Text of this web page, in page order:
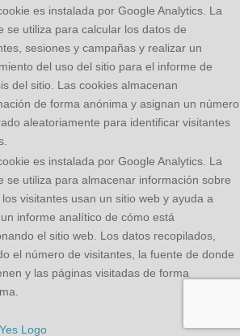
es instalada por Google Analytics. La
se utiliza para calcular los datos de
sesiones y campañas y realizar un
del uso del sitio para el informe de
del sitio. Las cookies almacenan
de forma anónima y asignan un número
aleatoriamente para identificar visitantes
es instalada por Google Analytics. La
se utiliza para almacenar información sobre
visitantes usan un sitio web y ayuda a
informe analítico de cómo está
el sitio web. Los datos recopilados,
el número de visitantes, la fuente de donde
y las páginas visitadas de forma